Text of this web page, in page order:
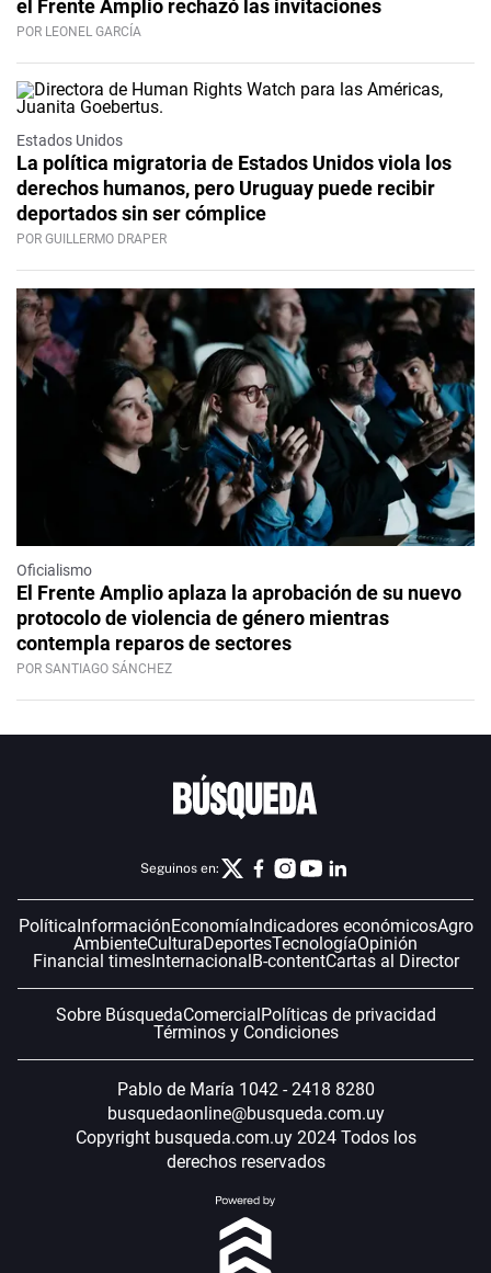
el Frente Amplio rechazó las invitaciones
POR LEONEL GARCÍA
Estados Unidos
La política migratoria de Estados Unidos viola los
derechos humanos, pero Uruguay puede recibir
deportados sin ser cómplice
POR GUILLERMO DRAPER
Oficialismo
El Frente Amplio aplaza la aprobación de su nuevo
protocolo de violencia de género mientras
contempla reparos de sectores
POR SANTIAGO SÁNCHEZ
Seguinos en:
PolíticaInformaciónEconomíaIndicadores económicosAgro
AmbienteCulturaDeportesTecnologíaOpinión
Financial timesInternacionalB-contentCartas al Director
Sobre BúsquedaComercialPolíticas de privacidad
Términos y Condiciones
Pablo de María 1042 - 2418 8280
busquedaonline@busqueda.com.uy
Copyright busqueda.com.uy 2024 Todos los
derechos reservados